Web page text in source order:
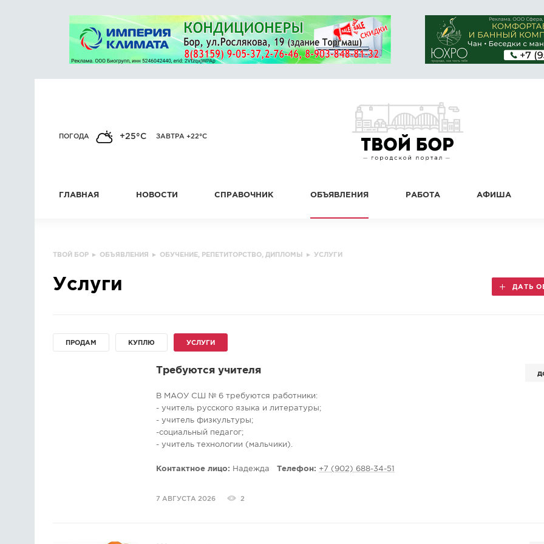
ПОГОДА +25°C ЗАВТРА +22°C
ГЛАВНАЯ НОВОСТИ СПРАВОЧНИК ОБЪЯВЛЕНИЯ РАБОТА АФИША
ТВОЙ БОР ▸ ОБЪЯВЛЕНИЯ ▸ ОБУЧЕНИЕ, РЕПЕТИТОРСТВО, ДИПЛОМЫ ▸ УСЛУГИ
Услуги ДАТЬ
ПРОДАМ КУПЛЮ УСЛУГИ
Требуются учителя
В МАОУ СШ № 6 требуются работники:
- учитель русского языка и литературы;
- учитель физкультуры;
-социальный педагог;
- учитель технологии (мальчики).
Контактное лицо: Надежда Телефон: +7 (902) 688-34-51
7 АВГУСТА 2026 2